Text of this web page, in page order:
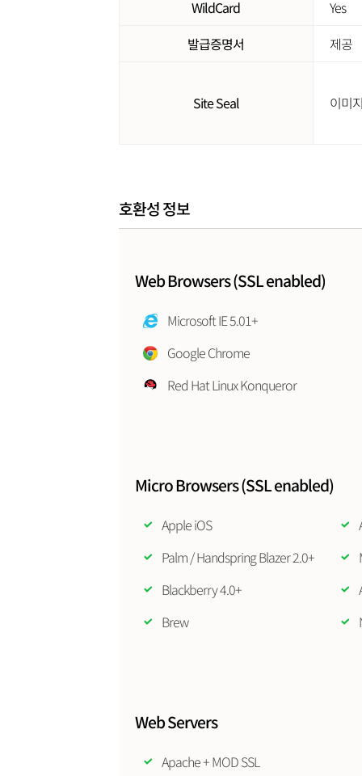
WildCard
Yes
발급증명서
제공
Site Seal 이미
호환성 정보
Web Browsers (SSL enabled)
Microsoft IE 5.01+
Google Chrome
Red Hat Linux Konqueror
Micro Browsers (SSL enabled)
Apple iOS
Palm / Handspring Blazer 2.0+
Blackberry 4.0+
Brew
Web Servers
Apache + MOD SSL